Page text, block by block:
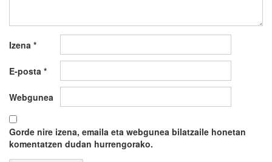
Izena *
E-posta *
Webgunea
Gorde nire izena, emaila eta webgunea bilatzaile honetan
komentatzen dudan hurrengorako.